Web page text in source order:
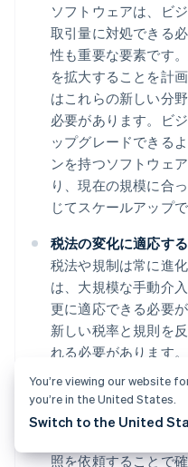
ソフトウェアは、ビ
取引量に対処できる
性も重要な要素です
を拡大することを計
はこれらの新しい分
必要があります。ビ
ップグレードできる
ンを持つソフトウェ
り、現在の規模に合
じてスケールアップで
税法の変化に適応す
税法や規制は常に進
は、大規模な手動介
更に適応できる必要
新しい税率と規則を
れる必要があります
理されているか、(
必要があるか) を確認
のソフトウェアの実
照を依頼することで
You’re viewing our website
you’re in the United States.
Switch to the United